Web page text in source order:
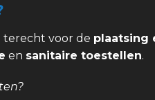
terecht voor de plaatsing
en sanitaire toestellen.